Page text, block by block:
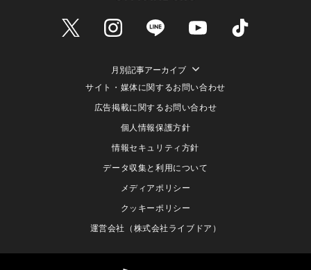
月別記事アーカイブ
サイト・媒体に関するお問い合わせ
広告掲載に関するお問い合わせ
個人情報保護方針
情報セキュリティ方針
データ収集と利用について
メディアポリシー
クッキーポリシー
運営会社（株式会社ライブドア）